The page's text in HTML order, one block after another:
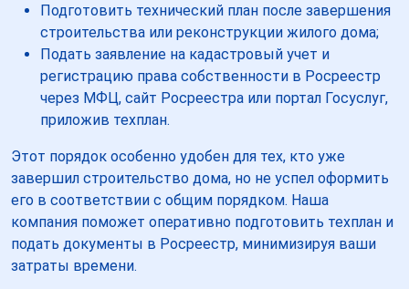
Подготовить технический план после завершения
строительства или реконструкции жилого дома;
Подать заявление на кадастровый учет и
регистрацию права собственности в Росреестр
через МФЦ, сайт Росреестра или портал Госуслуг,
приложив техплан.
Этот порядок особенно удобен для тех, кто уже
завершил строительство дома, но не успел оформить
его в соответствии с общим порядком. Наша
компания поможет оперативно подготовить техплан и
подать документы в Росреестр, минимизируя ваши
затраты времени.